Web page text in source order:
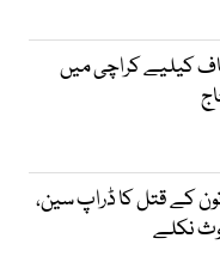
کیلیے کراچی میں
سالہ خاتون کے قتل کا ڈراپ سین،
نکلے